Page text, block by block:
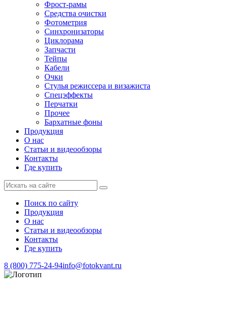
Фрост-рамы
Средства очистки
Фотометрия
Синхронизаторы
Циклорама
Запчасти
Тейпы
Кабели
Очки
Стулья режиссера и визажиста
Спецэффекты
Перчатки
Прочее
Бархатные фоны
Продукция
О нас
Статьи и видеообзоры
Контакты
Где купить
Поиск по сайту
Продукция
О нас
Статьи и видеообзоры
Контакты
Где купить
8 (800) 775-24-94info@fotokvant.ru